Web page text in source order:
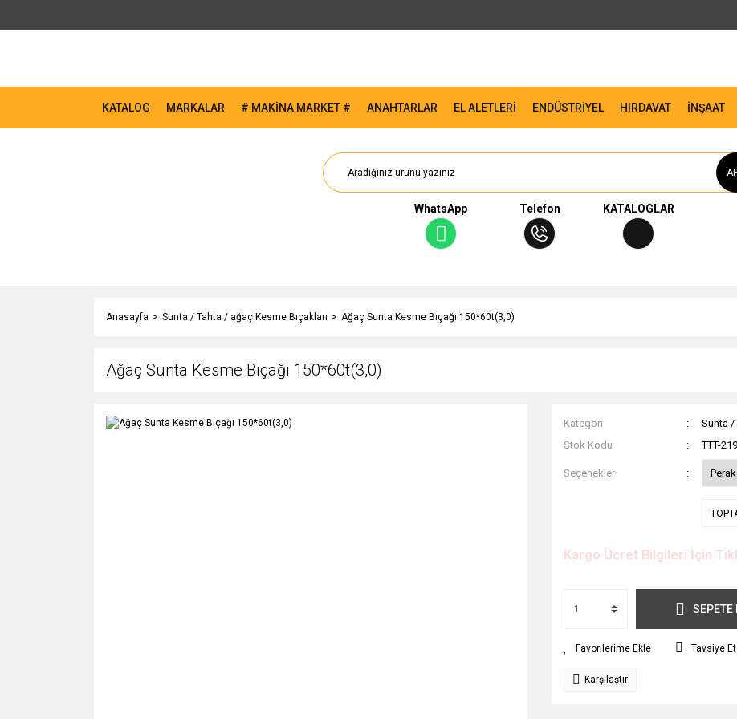
KATALOG MARKALAR # MAKİNA MARKET # ANAHTARLAR EL ALETLERİ ENDÜSTRİYEL HIRDAVAT İNŞAAT
WhatsApp Telefon KATALOGLAR
Anasayfa Sunta / Tahta / ağaç Kesme Bıçakları Ağaç Sunta Kesme Bıçağı 150*60t(3,0)
Ağaç Sunta Kesme Bıçağı 150*60t(3,0)
Kategori
Sunta /
Stok Kodu
TTT-219
Seçenekler
Kargo Ücret Bilgileri İçin
SEPETE
Tavsiye Et
Karşılaştır